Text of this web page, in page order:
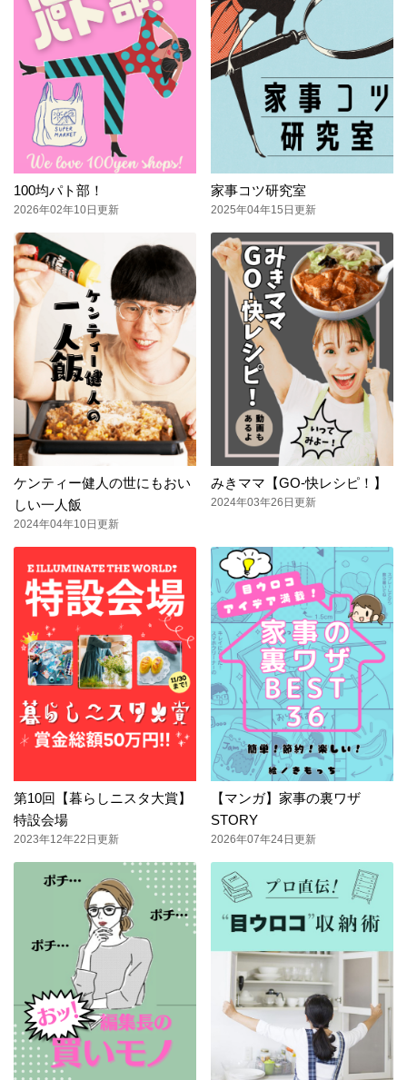
100均パト部！
2026年02年10日更新
家事コツ研究室
2025年04年15日更新
ケンティー健人の世にもおい
しい一人飯
2024年04年10日更新
みきママ【GO-快レシピ！】
2024年03年26日更新
第10回【暮らしニスタ大賞】
特設会場
2023年12年22日更新
【マンガ】家事の裏ワザ
STORY
2026年07年24日更新